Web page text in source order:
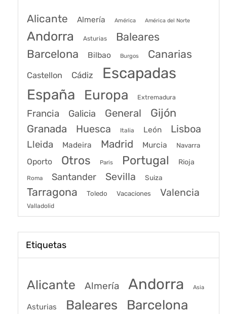
Alicante Almería América América del Norte
Andorra Asturias Baleares
Barcelona Bilbao Burgos Canarias
Castellon Cádiz Escapadas
España Europa Extremadura
Francia Galicia General Gijón
Granada Huesca Italia León Lisboa
Lleida Madeira Madrid Murcia Navarra
Oporto Otros Paris Portugal Rioja
Roma Santander Sevilla Suiza
Tarragona Toledo Vacaciones Valencia
Valladolid
Etiquetas
Alicante Almería Andorra Asia
Asturias Baleares Barcelona